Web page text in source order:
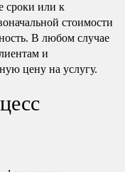
сроки или к
стоимости
В любом случае
и
цену на услугу.